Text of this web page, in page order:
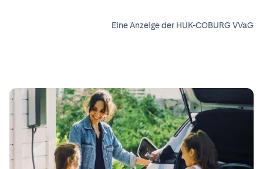
Eine Anzeige der HUK-COBURG VVaG